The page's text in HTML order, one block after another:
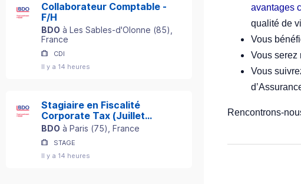
Collaborateur Comptable -
F/H
BDO à Les Sables-d'Olonne (85)
France
CDI
Il y a 14 heures
Stagiaire en Fiscalité
Corporate Tax (Juillet
2027) - F/H
BDO à Paris (75) , France
STAGE
Il y a 14 heures
avantages
qualité de
Vous
Vous serez
Vous
Rencontrons-